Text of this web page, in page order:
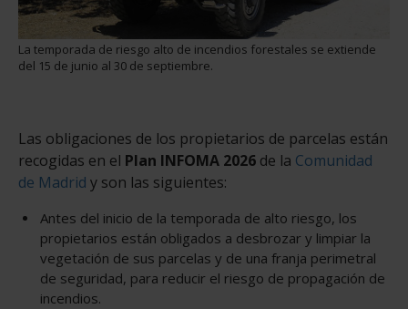
La temporada de riesgo alto de incendios forestales se extiende
del 15 de junio al 30 de septiembre.
Las obligaciones de los propietarios de parcelas están
recogidas en el Plan INFOMA 2026 de la Comunidad
de Madrid y son las siguientes:
Antes del inicio de la temporada de alto riesgo, los
propietarios están obligados a desbrozar y limpiar la
vegetación de sus parcelas y de una franja perimetral
de seguridad, para reducir el riesgo de propagación de
incendios.